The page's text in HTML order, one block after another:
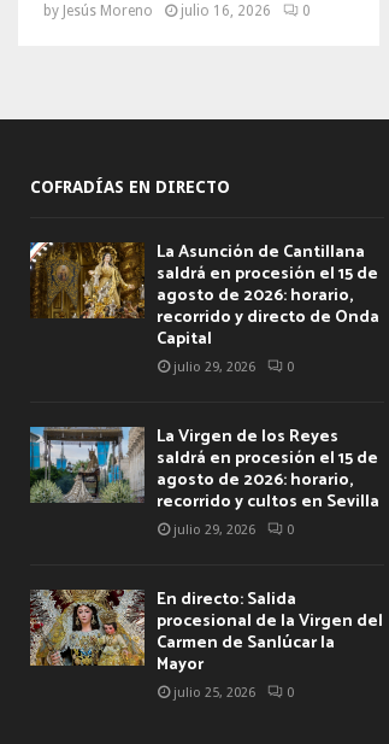
by Jesús Moreno julio 16, 2026 0
COFRADÍAS EN DIRECTO
La Asunción de Cantillana
saldrá en procesión el 15 de
agosto de 2026: horario,
recorrido y directo de Onda
Capital
julio 29, 2026 0
La Virgen de los Reyes
saldrá en procesión el 15 de
agosto de 2026: horario,
recorrido y cultos en Sevilla
julio 29, 2026 0
En directo: Salida
procesional de la Virgen del
Carmen de Sanlúcar la
Mayor
julio 25, 2026 0